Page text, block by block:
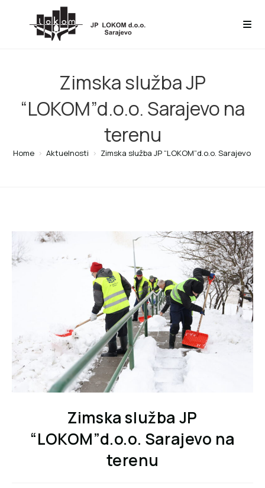
Zimska služba JP
“LOKOM”d.o.o. Sarajevo na
terenu
Home > Aktuelnosti > Zimska služba JP “LOKOM”d.o.o. Sarajevo
Zimska služba JP
“LOKOM”d.o.o. Sarajevo na
terenu